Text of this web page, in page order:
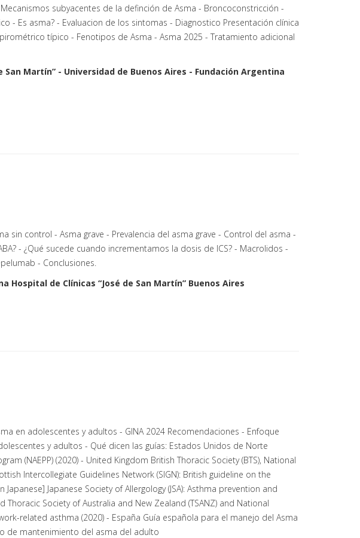
subyacentes de la definción de Asma - Broncoconstricción -
- Es asma? - Evaluacion de los sintomas - Diagnostico Presentación clínica
típico - Fenotipos de Asma - Asma 2025 - Tratamiento adicional
San Martín” - Universidad de Buenos Aires - Fundación Argentina
sin control - Asma grave - Prevalencia del asma grave - Control del asma -
- ¿Qué sucede cuando incrementamos la dosis de ICS? - Macrolidos -
- Conclusiones.
Hospital de Clínicas “José de San Martín” Buenos Aires
en adolescentes y adultos - GINA 2024 Recomendaciones - Enfoque
y adultos - Qué dicen las guías: Estados Unidos de Norte
(NAEPP) (2020) - United Kingdom British Thoracic Society (BTS), National
Intercollegiate Guidelines Network (SIGN): British guideline on the
Japanese Society of Allergology (JSA): Asthma prevention and
Thoracic Society of Australia and New Zealand (TSANZ) and National
related asthma (2020) - España Guía española para el manejo del Asma
de mantenimiento del asma del adulto